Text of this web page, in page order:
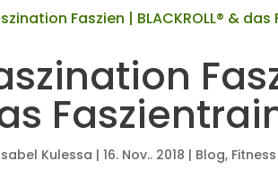
Kulessa |16. Nov.. 2018 | Blog, Fitness